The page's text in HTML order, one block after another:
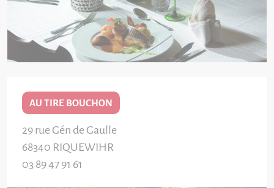
AU TIRE BOUCHON
29 rue Gén de Gaulle
68340 RIQUEWIHR
03 89 47 91 61